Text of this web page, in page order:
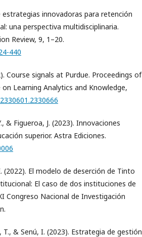
estrategias innovadoras para retención
una perspectiva multidisciplinaria.
Review, 9, 1–20.
440
Course signals at Purdue. Proceedings of
Learning Analytics and Knowledge,
& Figueroa, J. (2023). Innovaciones
superior. Astra Ediciones.
(2022). El modelo de deserción de Tinto
El caso de dos instituciones de
Congreso Nacional de Investigación
T., & Senú, I. (2023). Estrategia de gestión